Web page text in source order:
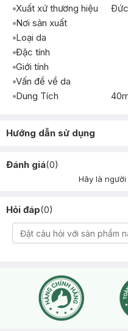
Xuất xứ thương hiệu
Ðức
Nơi sản xuất
Loại da
Đặc tính
Giới tính
Vấn đề về da
Dung Tích
Hướng dẫn sử dụng
Đánh giá(0)
Hãy là
Hỏi đáp(0)